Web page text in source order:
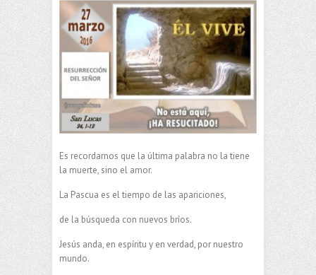
Es recordarnos que la última palabra no la tiene
la muerte, sino el amor.
La Pascua es el tiempo de las apariciones,
de la búsqueda con nuevos bríos.
Jesús anda, en espíritu y en verdad, por nuestro
mundo.